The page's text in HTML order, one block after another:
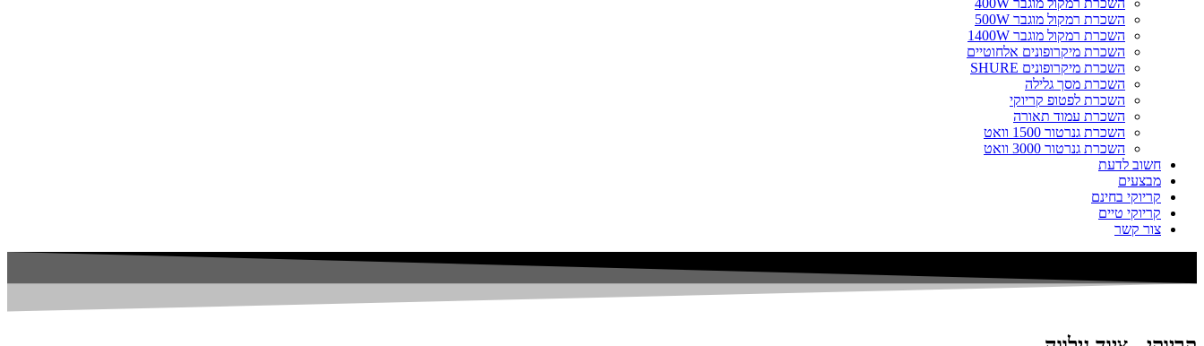
השכרת רמקול מוגבר 500W
השכרת רמקול מוגבר 1400W
השכרת מיקרופונים אלחוטיים
השכרת מיקרופונים SHURE
השכרת מסך גלילה
השכרת לפטופ קריוקי
השכרת עמוד תאורה
השכרת גנרטור 1500 וואט
השכרת גנרטור 3000 וואט
חשוב לדעת
מבצעים
קריוקי בחינם
קריוקי טיים
צור קשר